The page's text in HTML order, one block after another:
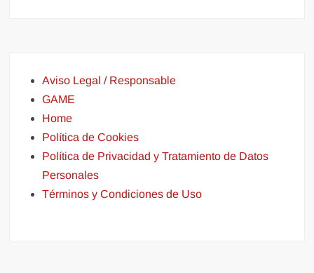
Aviso Legal / Responsable
GAME
Home
Política de Cookies
Política de Privacidad y Tratamiento de Datos
Personales
Términos y Condiciones de Uso